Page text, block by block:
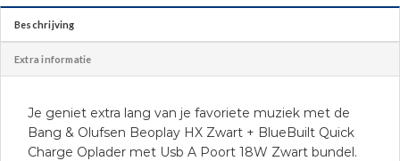
Beschrijving
Extra informatie
Je geniet extra lang van je favoriete muziek met de
Bang & Olufsen Beoplay HX Zwart + BlueBuilt Quick
Charge Oplader met Usb A Poort 18W Zwart bundel.